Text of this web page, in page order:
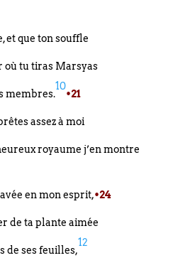
et que ton souffle
où tu tiras Marsyas
membres.
10
•21
assez à moi
royaume j’en montre
en mon esprit,•24
de ta plante aimée
de ses feuilles,
12